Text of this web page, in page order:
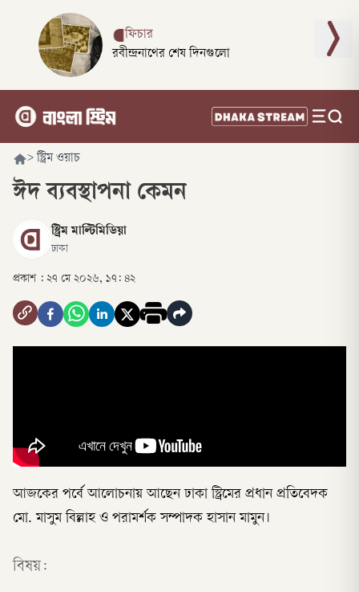
ফিচার
রবীন্দ্রনাথের শেষ দিনগুলো
> স্ট্রিম ওয়াচ
ঈদ ব্যবস্থাপনা কেমন
স্ট্রিম মাল্টিমিডিয়া
ঢাকা
প্রকাশ : ২৭ মে ২০২৬, ১৭: ৪২
আজকের পর্বে আলোচনায় আছেন ঢাকা স্ট্রিমের প্রধান প্রতিবেদক
মো. মাসুম বিল্লাহ ও পরামর্শক সম্পাদক হাসান মামুন।
বিষয়: